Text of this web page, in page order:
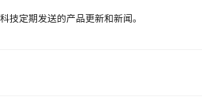
技定期发送的产品更新和新闻。